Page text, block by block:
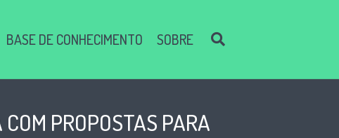
BASE DE CONHECIMENTO SOBRE
PROPOSTAS PARA